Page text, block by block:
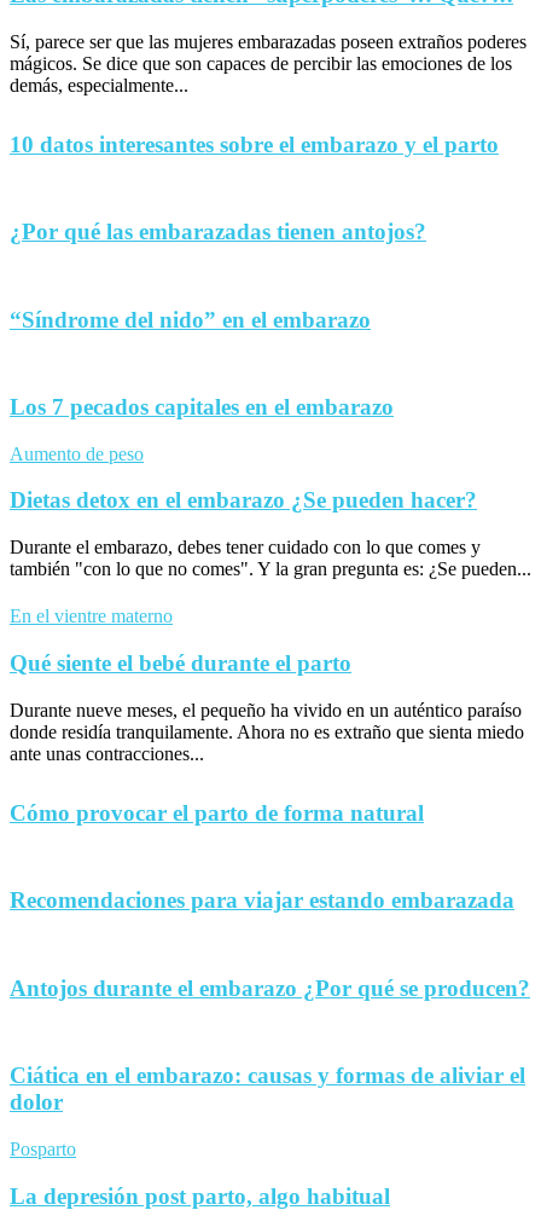
Sí, parece ser que las mujeres embarazadas poseen extraños poderes
mágicos. Se dice que son capaces de percibir las emociones de los
demás, especialmente...
10 datos interesantes sobre el embarazo y el parto
¿Por qué las embarazadas tienen antojos?
“Síndrome del nido” en el embarazo
Los 7 pecados capitales en el embarazo
Aumento de peso
Dietas detox en el embarazo ¿Se pueden hacer?
Durante el embarazo, debes tener cuidado con lo que comes y
también "con lo que no comes". Y la gran pregunta es: ¿Se pueden...
En el vientre materno
Qué siente el bebé durante el parto
Durante nueve meses, el pequeño ha vivido en un auténtico paraíso
donde residía tranquilamente. Ahora no es extraño que sienta miedo
ante unas contracciones...
Cómo provocar el parto de forma natural
Recomendaciones para viajar estando embarazada
Antojos durante el embarazo ¿Por qué se producen?
Ciática en el embarazo: causas y formas de aliviar el
dolor
Posparto
La depresión post parto, algo habitual